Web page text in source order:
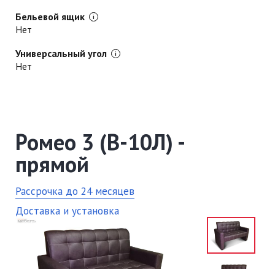
Бельевой ящик
Нет
Универсальный угол
Нет
Ромео 3 (В-10Л) -
прямой
Рассрочка до 24 месяцев
Доставка и установка